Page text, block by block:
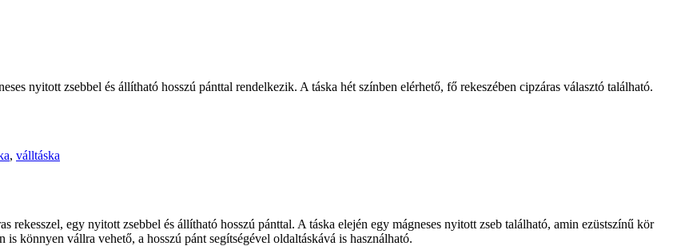
nyitott zsebbel és állítható hosszú pánttal rendelkezik. A táska hét színben elérhető, fő rekeszében cipzáras választó található.
, válltáska
egy nyitott zsebbel és állítható hosszú pánttal. A táska elején egy mágneses nyitott zseb található, amin ezüstszínű kör
könnyen vállra vehető, a hosszú pánt segítségével oldaltáskává is használható.